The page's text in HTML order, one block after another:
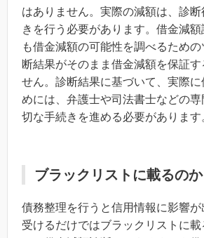
はありません。実際の減額は、診
きを行う必要があります。借金減
も借金減額の可能性を調べるため
断結果がそのまま借金減額を保証す
せん。診断結果に基づいて、実際
めには、弁護士や司法書士などの
切な手続きを進める必要があります
ブラックリストに載るのか
債務整理を行うと信用情報に影響
受けるだけではブラックリストに